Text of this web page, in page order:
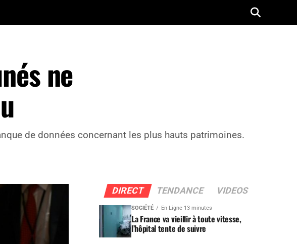
ne
de données concernant les plus hauts patrimoines.
DIRECT TENDANCE VIDEOS
SOCIÉTÉ En Ligne 13 minutes
La France va vieillir à toute vitesse,
l’hôpital tente de suivre